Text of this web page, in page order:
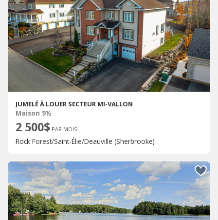
JUMELÉ À LOUER SECTEUR MI-VALLON
Maison 9½
2 500$ PAR MOIS
Rock Forest/Saint-Élie/Deauville (Sherbrooke)